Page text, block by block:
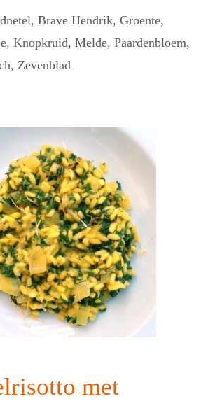
, Brave Hendrik, Groente,
, Knopkruid, Melde, Paardenbloem,
, Zevenblad
met